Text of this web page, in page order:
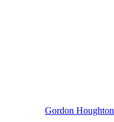
Gordon Houghton